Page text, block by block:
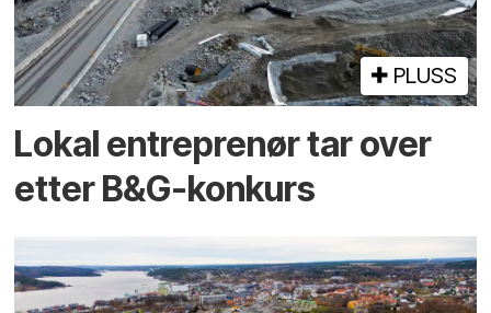
PLUSS
Lokal entreprenør tar over
etter B&G-konkurs